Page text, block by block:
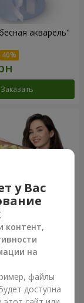
акварель"
Заказать
– сердцу"
Заказать
у Вас
контент,
на
файлы
доступна